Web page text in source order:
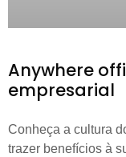
Anywhere
empresarial
Conheça a cultura
trazer benefícios à